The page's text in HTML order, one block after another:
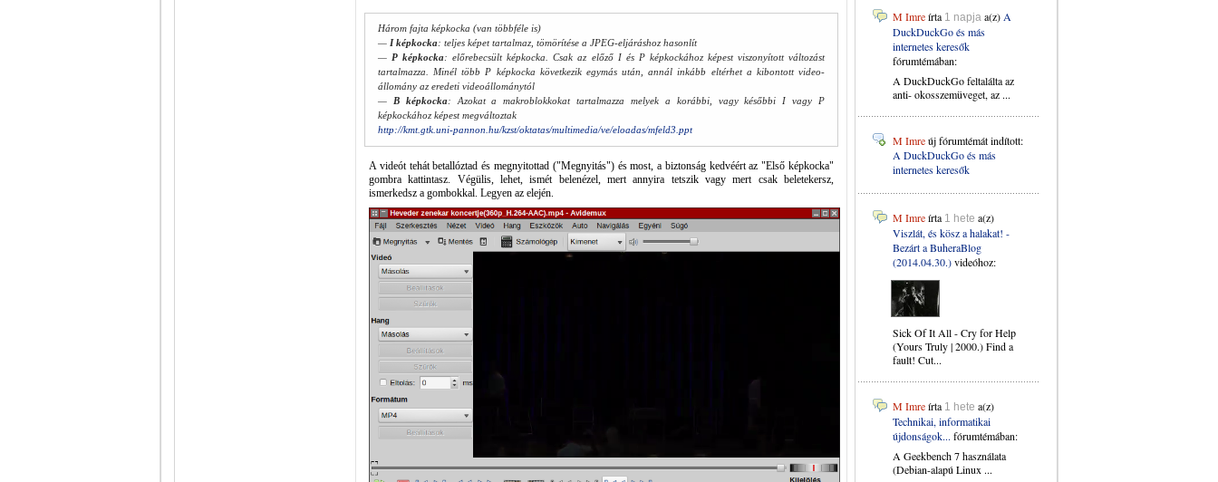
Három fajta képkocka (van többféle is)
— I képkocka: teljes képet tartalmaz, tömörítése a JPEG-eljáráshoz hasonlít
— P képkocka: előrebecsült képkocka. Csak az előző I és P képkockához képest viszonyított változást
tartalmazza. Minél több P képkocka következik egymás után, annál inkább eltérhet a kibontott video-
állomány az eredeti videoállománytól
—
B képkocka: Azokat a makroblokkokat tartalmazza melyek a korábbi, vagy későbbi I vagy P
képkockához képest megváltoztak
http://kmt.gtk.uni-pannon.hu/kzst/oktatas/multimedia/ve/eloadas/mfeld3.ppt
A videót tehát betallóztad és megnyitottad ("Megnyitás") és most, a biztonság kedvéért az "Első képkocka"
gombra kattintasz. Végülis, lehet, ismét belenézel, mert annyira tetszik vagy mert csak beletekersz,
ismerkedsz a gombokkal. Legyen az elején.
M Imreírta 1 napja a(z) A
DuckDuckGo és más
internetes keresők
fórumtémában:
A DuckDuckGo feltalálta az
anti- okosszemüveget, az ...
M Imreúj fórumtémát indított:
A DuckDuckGo és más
internetes keresők
M Imreírta 1 hete a(z)
Viszlát, és kösz a halakat! -
Bezárt a BuheraBlog
(2014.04.30.)videóhoz:
Sick Of It All - Cry for Help
(Yours Truly | 2000.) Find a
fault! Cut...
M Imreírta 1 hete a(z)
Technikai, informatikai
újdonságok... fórumtémában:
A Geekbench 7 használata
(Debian-alapú Linux ...